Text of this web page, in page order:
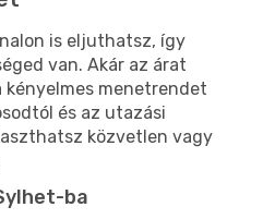
is eljuthatsz, így
van. Akár az árat
menetrendet
és az utazási
közvetlen vagy
ba